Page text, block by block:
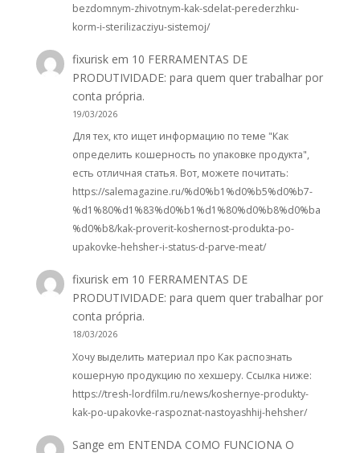
bezdomnym-zhivotnym-kak-sdelat-perederzhku-
korm-i-sterilizacziyu-sistemoj/
fixurisk em 10 FERRAMENTAS DE
PRODUTIVIDADE: para quem quer trabalhar por
conta própria.
19/03/2026
Для тех, кто ищет информацию по теме "Как
определить кошерность по упаковке продукта",
есть отличная статья. Вот, можете почитать:
https://salemagazine.ru/%d0%b1%d0%b5%d0%b7-
%d1%80%d1%83%d0%b1%d1%80%d0%b8%d0%ba
%d0%b8/kak-proverit-koshernost-produkta-po-
upakovke-hehsher-i-status-d-parve-meat/
fixurisk em 10 FERRAMENTAS DE
PRODUTIVIDADE: para quem quer trabalhar por
conta própria.
18/03/2026
Хочу выделить материал про Как распознать
кошерную продукцию по хехшеру. Ссылка ниже:
https://tresh-lordfilm.ru/news/koshernye-produkty-
kak-po-upakovke-raspoznat-nastoyashhij-hehsher/
Sange em ENTENDA COMO FUNCIONA O